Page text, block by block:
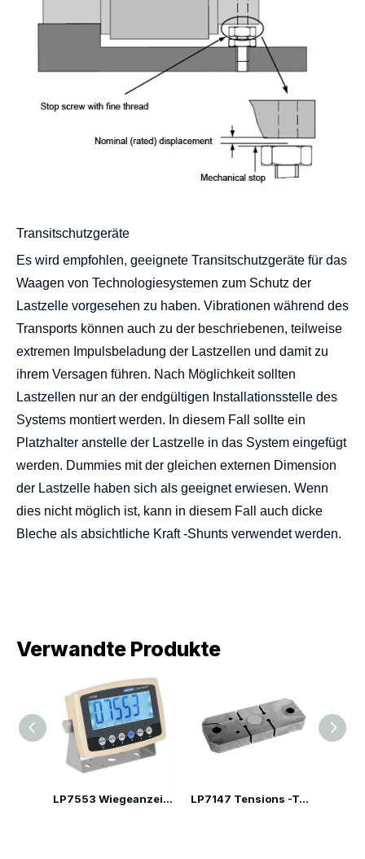
Transitschutzgeräte
Es wird empfohlen, geeignete Transitschutzgeräte für das
Waagen von Technologiesystemen zum Schutz der
Lastzelle vorgesehen zu haben. Vibrationen während des
Transports können auch zu der beschriebenen, teilweise
extremen Impulsbeladung der Lastzellen und damit zu
ihrem Versagen führen. Nach Möglichkeit sollten
Lastzellen nur an der endgültigen Installationsstelle des
Systems montiert werden. In diesem Fall sollte ein
Platzhalter anstelle der Lastzelle in das System eingefügt
werden. Dummies mit der gleichen externen Dimension
der Lastzelle haben sich als geeignet erwiesen. Wenn
dies nicht möglich ist, kann in diesem Fall auch dicke
Bleche als absichtliche Kraft -Shunts verwendet werden.
Verwandte Produkte
LP7553 Wiegeanzeige mit großem LED-Display LP7147 Tensions -Typ -Lastzelle